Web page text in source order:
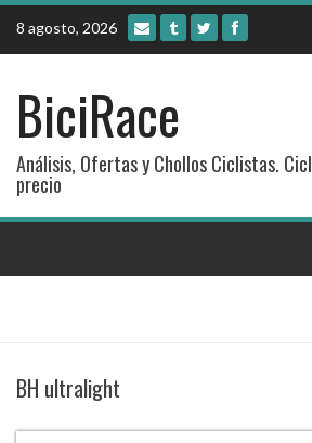
Skip
content
8 agosto, 2026
BiciRace
Análisis, Ofertas y Chollos Ciclistas.
precio
BH ultralight